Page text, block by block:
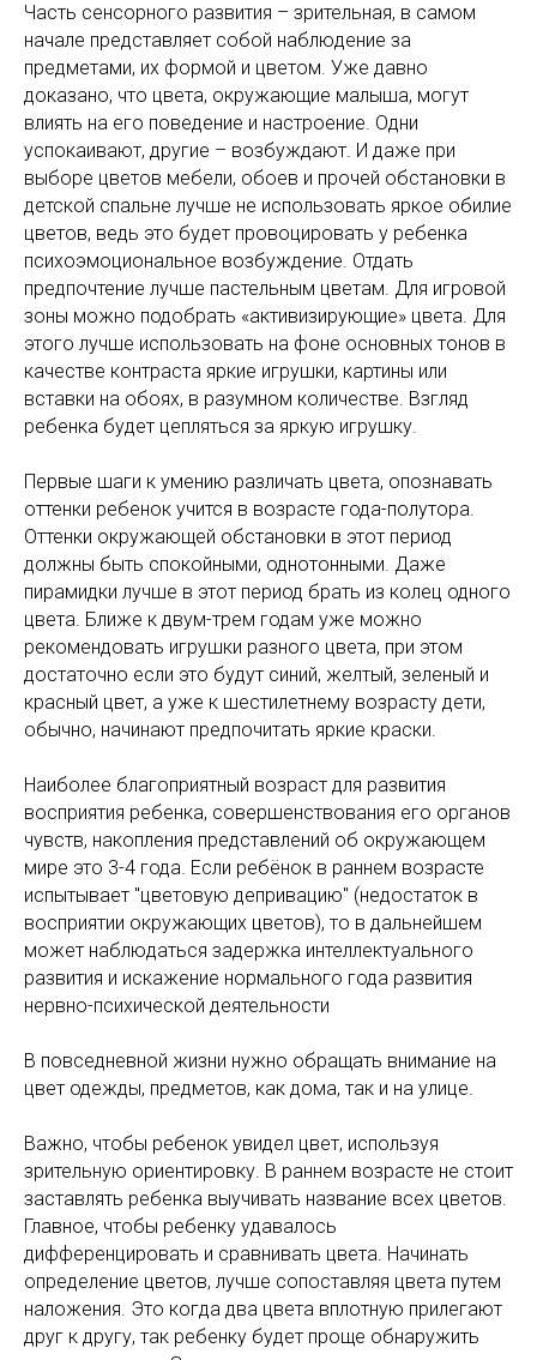
Часть сенсорного развития – зрительная, в самом
начале представляет собой наблюдение за
предметами, их формой и цветом. Уже давно
доказано, что цвета, окружающие малыша, могут
влиять на его поведение и настроение. Одни
успокаивают, другие – возбуждают. И даже при
выборе цветов мебели, обоев и прочей обстановки в
детской спальне лучше не использовать яркое обилие
цветов, ведь это будет провоцировать у ребенка
психоэмоциональное возбуждение. Отдать
предпочтение лучше пастельным цветам. Для игровой
зоны можно подобрать «активизирующие» цвета. Для
этого лучше использовать на фоне основных тонов в
качестве контраста яркие игрушки, картины или
вставки на обоях, в разумном количестве. Взгляд
ребенка будет цепляться за яркую игрушку.
Первые шаги к умению различать цвета, опознавать
оттенки ребенок учится в возрасте года-полутора.
Оттенки окружающей обстановки в этот период
должны быть спокойными, однотонными. Даже
пирамидки лучше в этот период брать из колец одного
цвета. Ближе к двум-трем годам уже можно
рекомендовать игрушки разного цвета, при этом
достаточно если это будут синий, желтый, зеленый и
красный цвет, а уже к шестилетнему возрасту дети,
обычно, начинают предпочитать яркие краски.
Наиболее благоприятный возраст для развития
восприятия ребенка, совершенствования его органов
чувств, накопления представлений об окружающем
мире это 3-4 года. Если ребёнок в раннем возрасте
испытывает "цветовую депривацию" (недостаток в
восприятии окружающих цветов), то в дальнейшем
может наблюдаться задержка интеллектуального
развития и искажение нормального года развития
нервно-психической деятельности
В повседневной жизни нужно обращать внимание на
цвет одежды, предметов, как дома, так и на улице.
Важно, чтобы ребенок увидел цвет, используя
зрительную ориентировку. В раннем возрасте не стоит
заставлять ребенка выучивать название всех цветов.
Главное, чтобы ребенку удавалось
дифференцировать и сравнивать цвета. Начинать
определение цветов, лучше сопоставляя цвета путем
наложения. Это когда два цвета вплотную прилегают
друг к другу, так ребенку будет проще обнаружить